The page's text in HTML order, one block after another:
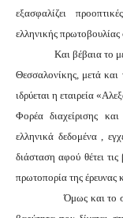
εξασφαλίζει
ελληνικής πρωτοβουλίας
Και βέβαια το
Θεσσαλονίκης, μετά
ιδρύεται η εταιρεία
Φορέα διαχείρισης
ελληνικά δεδομένα ,
διάσταση αφού θέτει
πρωτοπορία της έρευνας
Όμως και το